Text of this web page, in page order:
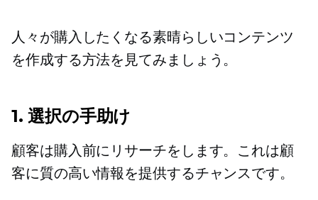
人々が購入したくなる素晴らしいコンテンツ
を作成する方法を見てみましょう。
1. 選択の手助け
顧客は購入前にリサーチをします。これは顧
客に質の高い情報を提供するチャンスです。